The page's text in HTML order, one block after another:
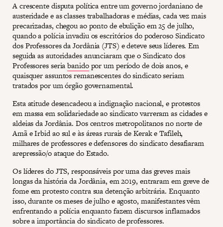
A crescente disputa política entre um governo jordaniano de
austeridade e as classes trabalhadoras e médias, cada vez mais
precarizadas, chegou ao ponto de ebulição em 25 de julho,
quando a polícia invadiu os escritórios do poderoso Sindicato
dos Professores da Jordânia (JTS) e deteve seus líderes. Em
seguida as autoridades anunciaram que o Sindicato dos
Professores seriabanidopor um período de dois anos, e
quaisquer assuntos remanescentes do sindicato seriam
tratados por um órgão governamental.
Esta atitude desencadeou a indignação nacional, e protestos
em massa em solidariedade ao sindicato varreram as cidades e
aldeias da Jordânia. Dos centros metropolitanos no norte de
Amã e Irbid ao sul e às áreas rurais de Kerak e Tafileh,
milhares de professores e defensores do sindicato desafiaram
arepressão/o ataque do Estado.
Os líderes do JTS, responsáveis por uma das greves mais
longas da história da Jordânia, em 2019, entraram em greve de
fome em protesto contra sua detenção arbitrária. Enquanto
isso, durante os meses de julho e agosto, manifestantes vêm
enfrentando a polícia enquanto fazem discursos inflamados
sobre a importância do sindicato de professores.